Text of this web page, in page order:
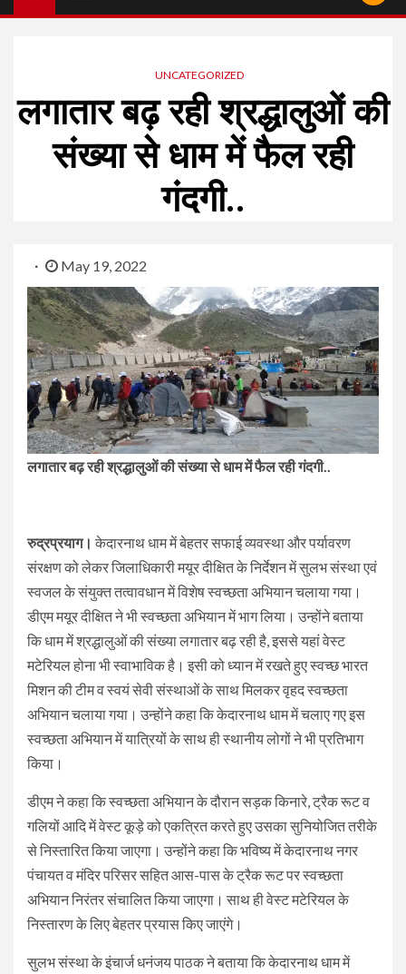
UNCATEGORIZED
लगातार बढ़ रही श्रद्धालुओं की
संख्या से धाम में फैल रही
गंदगी..
May 19, 2022
लगातार बढ़ रही श्रद्धालुओं की संख्या से धाम में फैल रही गंदगी..
रुद्रप्रयाग। केदारनाथ धाम में बेहतर सफाई व्यवस्था और पर्यावरण
संरक्षण को लेकर जिलाधिकारी मयूर दीक्षित के निर्देशन में सुलभ संस्था एवं
स्वजल के संयुक्त तत्वावधान में विशेष स्वच्छता अभियान चलाया गया।
डीएम मयूर दीक्षित ने भी स्वच्छता अभियान में भाग लिया। उन्होंने बताया
कि धाम में श्रद्धालुओं की संख्या लगातार बढ़ रही है, इससे यहां वेस्ट
मटेरियल होना भी स्वाभाविक है। इसी को ध्यान में रखते हुए स्वच्छ भारत
मिशन की टीम व स्वयं सेवी संस्थाओं के साथ मिलकर वृहद स्वच्छता
अभियान चलाया गया। उन्होंने कहा कि केदारनाथ धाम में चलाए गए इस
स्वच्छता अभियान में यात्रियों के साथ ही स्थानीय लोगों ने भी प्रतिभाग
किया।
डीएम ने कहा कि स्वच्छता अभियान के दौरान सड़क किनारे, ट्रैक रूट व
गलियों आदि में वेस्ट कूड़े को एकत्रित करते हुए उसका सुनियोजित तरीके
से निस्तारित किया जाएगा। उन्होंने कहा कि भविष्य में केदारनाथ नगर
पंचायत व मंदिर परिसर सहित आस-पास के ट्रैक रूट पर स्वच्छता
अभियान निरंतर संचालित किया जाएगा। साथ ही वेस्ट मटेरियल के
निस्तारण के लिए बेहतर प्रयास किए जाएंगे।
सुलभ संस्था के इंचार्ज धनंजय पाठक ने बताया कि केदारनाथ धाम में